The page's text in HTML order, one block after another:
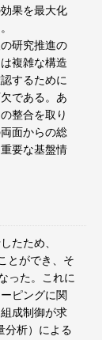
果を最大化
研究推進の
複雑な構造
するために
である。あ
整合を取り
面からの総
要な基盤情
たため、
とができ、そ
った。これに
ピングに関
成制御が求
分析）による